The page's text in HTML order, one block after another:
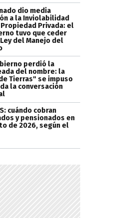
dio media
a la Inviolabilidad
Privada: el
tuvo que ceder
del Manejo del
perdió la
del nombre: la
Tierras" se impuso
la conversación
cuándo cobran
y pensionados en
de 2026, según el